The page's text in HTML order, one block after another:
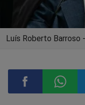
Luís Roberto Barroso